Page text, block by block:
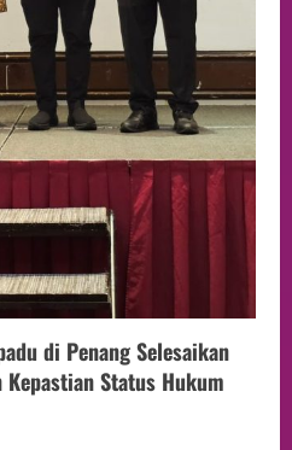
di Penang Selesaikan
Status Hukum